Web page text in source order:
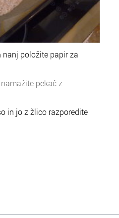
nanj položite papir za
pekač z
in jo z žlico razporedite